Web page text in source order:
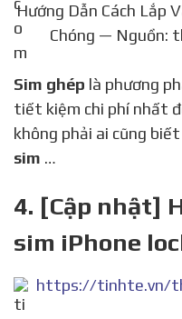
Hướng Dẫn Cách Lắp
Chóng — Nguồn:
Sim ghép là phương
tiết kiệm chi phí nhất
không phải ai cũng biết
sim …
4. [Cập nhật]
sim iPhone